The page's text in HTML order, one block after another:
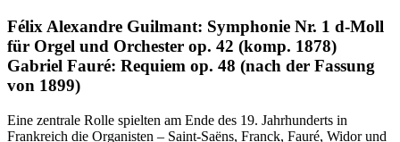
Félix Alexandre Guilmant: Symphonie Nr. 1 d-Moll
für Orgel und Orchester op. 42 (komp. 1878)
Gabriel Fauré: Requiem op. 48 (nach der Fassung
von 1899)
Eine zentrale Rolle spielten am Ende des 19. Jahrhunderts in
Frankreich die Organisten – Saint-Saëns, Franck, Fauré, Widorund